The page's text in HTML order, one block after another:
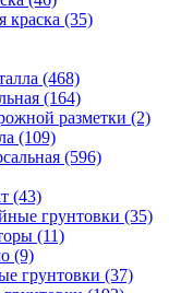
краска (35)
(468)
(164)
разметки (2)
(109)
(596)
(43)
грунтовки (35)
(11)
(9)
грунтовки (37)